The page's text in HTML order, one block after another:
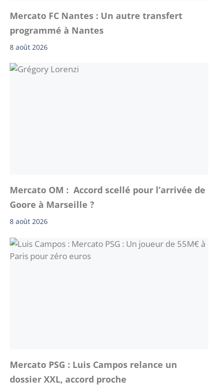
Mercato FC Nantes : Un autre transfert
programmé à Nantes
8 août 2026
Mercato OM : Accord scellé pour l’arrivée de
Goore à Marseille ?
8 août 2026
Mercato PSG : Luis Campos relance un
dossier XXL, accord proche